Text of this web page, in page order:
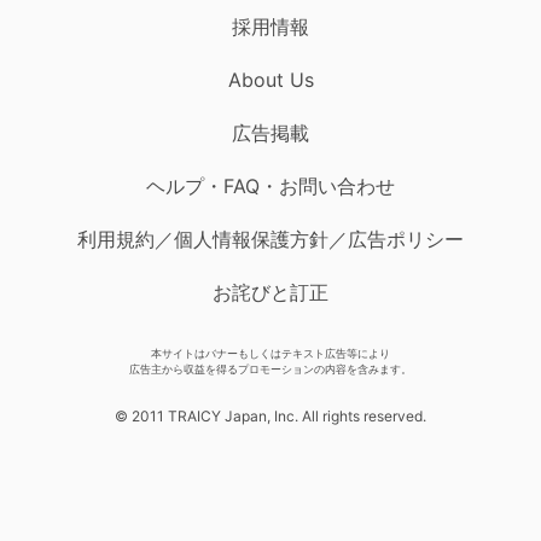
採用情報
About Us
広告掲載
ヘルプ・FAQ・お問い合わせ
利用規約／個人情報保護方針／広告ポリシー
お詫びと訂正
本サイトはバナーもしくはテキスト広告等により
広告主から収益を得るプロモーションの内容を含みます。
© 2011 TRAICY Japan, Inc. All rights reserved.